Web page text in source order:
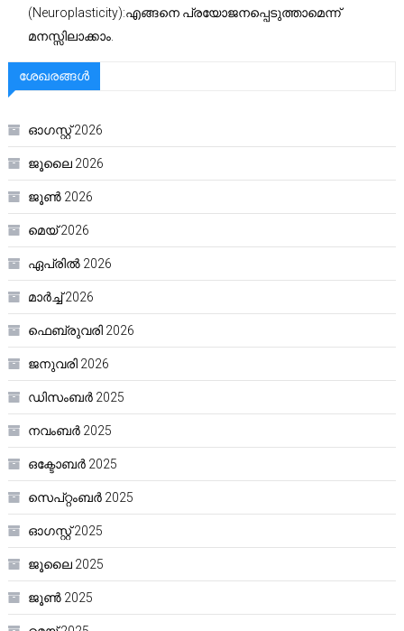
(Neuroplasticity):എങ്ങനെ പ്രയോജനപ്പെടുത്താമെന്ന്
മനസ്സിലാക്കാം.
ശേഖരങ്ങൾ
ഓഗസ്റ്റ്‌ 2026
ജൂലൈ 2026
ജൂൺ 2026
മെയ്‌ 2026
ഏപ്രിൽ 2026
മാർച്ച്‌ 2026
ഫെബ്രുവരി 2026
ജനുവരി 2026
ഡിസംബർ 2025
നവംബർ 2025
ഒക്ടോബർ 2025
സെപ്റ്റംബർ 2025
ഓഗസ്റ്റ്‌ 2025
ജൂലൈ 2025
ജൂൺ 2025